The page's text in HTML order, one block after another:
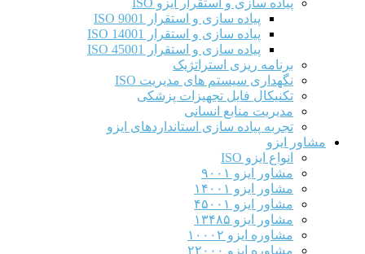
پیاده سازی و استقرار ISO 9001​
پیاده سازی و استقرار ISO 14001
پیاده سازی و استقرار ISO 45001
برنامه ریزی استراتژیک
نگهداری سیستم های مدیریت ISO
تکنیکال فایل تجهیزات پزشکی
مدیریت منابع انسانی
تجربه پیاده سازی استانداردهای ایزو
مشاور ایزو
انواع ایزو ISO
مشاور ایزو ۹۰۰۱
مشاور ایزو ۱۴۰۰۱
مشاور ایزو ۴۵۰۰۱
مشاور ایزو ۱۳۴۸۵
مشاوره ایزو ۱۰۰۰۲
مشاوره ایزو ۲۲۰۰۰